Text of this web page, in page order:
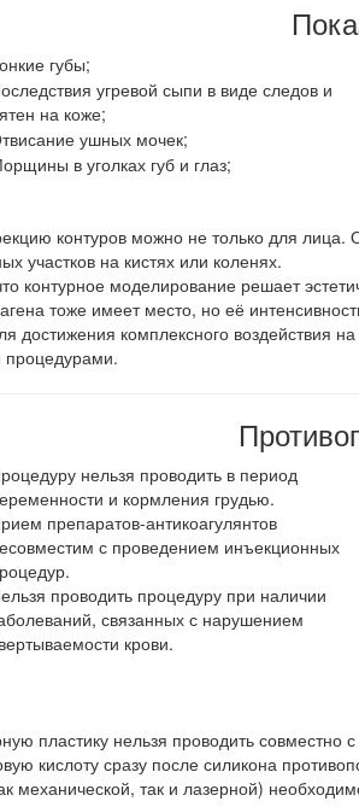
губы;
угревой сыпи в виде следов и
на коже;
ушных мочек;
в уголках губ и глаз;
контуров можно не только для
участков на кистях или коленях.
контурное моделирование решает
тоже имеет место, но её
достижения комплексного воздействия
нельзя проводить в период
и кормления грудью.
препаратов-антикоагулянтов
с проведением инъекционных
проводить процедуру при наличии
связанных с нарушением
крови.
пластику нельзя проводить
кислоту сразу после силикона
механической, так и лазерной)